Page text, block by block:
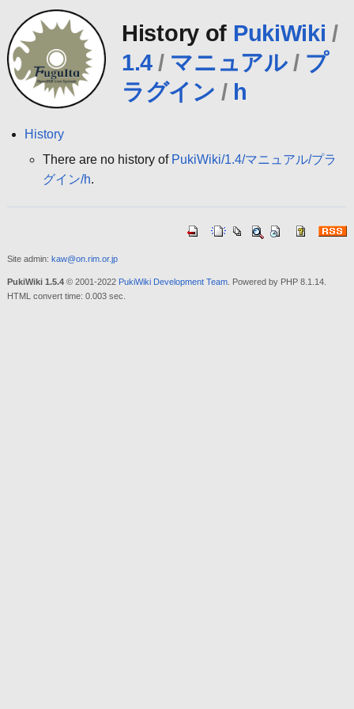
History of PukiWiki /
1.4 / マニュアル / プ
ラグイン / h
History
There are no history of PukiWiki/1.4/マニュアル/プラ
グイン/h.
Site admin: kaw@on.rim.or.jp
PukiWiki 1.5.4© 2001-2022 PukiWiki Development Team. Powered by PHP 8.1.14.
HTML convert time: 0.003 sec.